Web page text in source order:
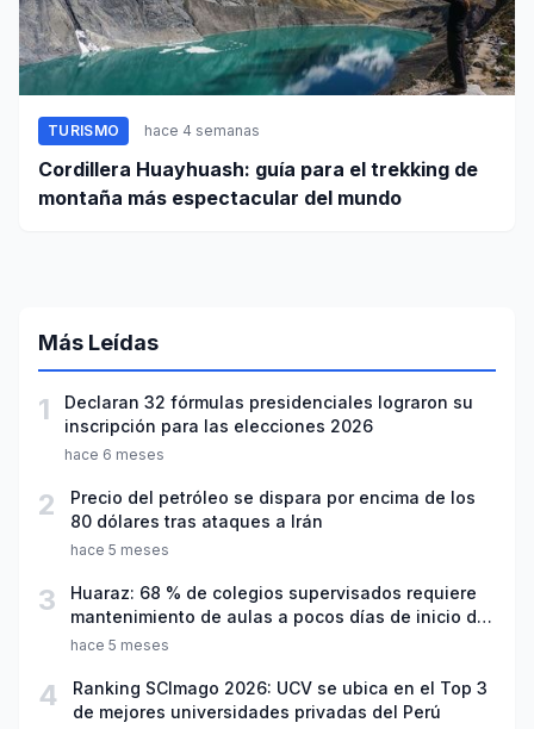
TURISMO hace 4 semanas
Cordillera Huayhuash: guía para el trekking de
montaña más espectacular del mundo
Más Leídas
1
Declaran 32 fórmulas presidenciales lograron su
inscripción para las elecciones 2026
hace 6 meses
2
Precio del petróleo se dispara por encima de los
80 dólares tras ataques a Irán
hace 5 meses
3
Huaraz: 68 % de colegios supervisados requiere
mantenimiento de aulas a pocos días de inicio del
año escolar 2026
hace 5 meses
4
Ranking SCImago 2026: UCV se ubica en el Top 3
de mejores universidades privadas del Perú